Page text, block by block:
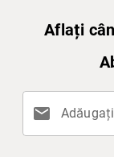
Aflați
mail